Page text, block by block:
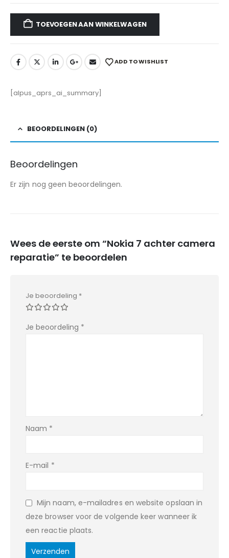
TOEVOEGEN AAN WINKELWAGEN
ADD TO WISHLIST
[alpus_aprs_ai_summary]
BEOORDELINGEN (0)
Beoordelingen
Er zijn nog geen beoordelingen.
Wees de eerste om “Nokia 7 achter camera
reparatie” te beoordelen
Je beoordeling *
Je beoordeling *
Naam *
E-mail *
Mijn naam, e-mailadres en website opslaan in
deze browser voor de volgende keer wanneer ik
een reactie plaats.